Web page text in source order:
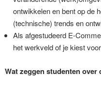
ontwikkelen en bent op de
(technische) trends en
Als afgestudeerd E-
het werkveld of je kiest
Wat zeggen studenten over